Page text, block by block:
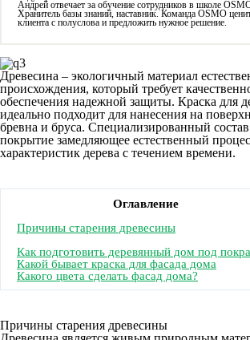
Андрей отвечает за обучение сотрудников в школе
Хранитель базы знаний, наставник. Команда OSMO
клиента с полуслова и предложить нужное решение.
Древесина – экологичный материал
происхождения, который требует
обеспечения надежной защиты. Краска для
идеально подходит для нанесения на
бревна и бруса. Специализированный
покрытие замедляющее естественный
характеристик дерева с течением времени.
Оглавление
Причины старения древесины
Как подготовить деревянный дом под
Какой бывает краска для фасада дома
Какого цвета сделать фасад дома?
Причины старения древесины